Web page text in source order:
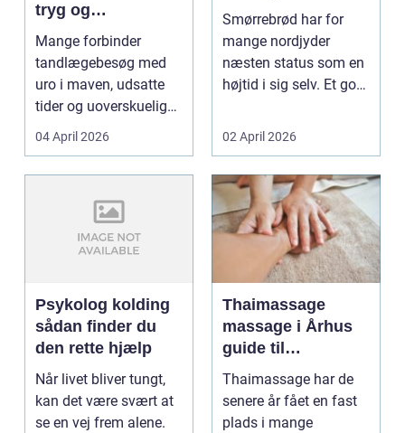
tryg og
professionel
tandpleje
Mange forbinder
tandlægebesøg med
uro i maven, udsatte
tider og uoverskuelige
priser. Samtidig ved
04 April 2026
Smørrebrød har for
mange nordjyder
næsten status som en
højtid i sig selv. Et godt
02 April 2026
Psykolog kolding
sådan finder du
den rette hjælp
Når livet bliver tungt,
kan det være svært at
se en vej frem alene.
Thaimassage
massage i Århus
guide til
afslapning,
smidighed og
bedre velvære
Thaimassage har de
senere år fået en fast
plads i mange